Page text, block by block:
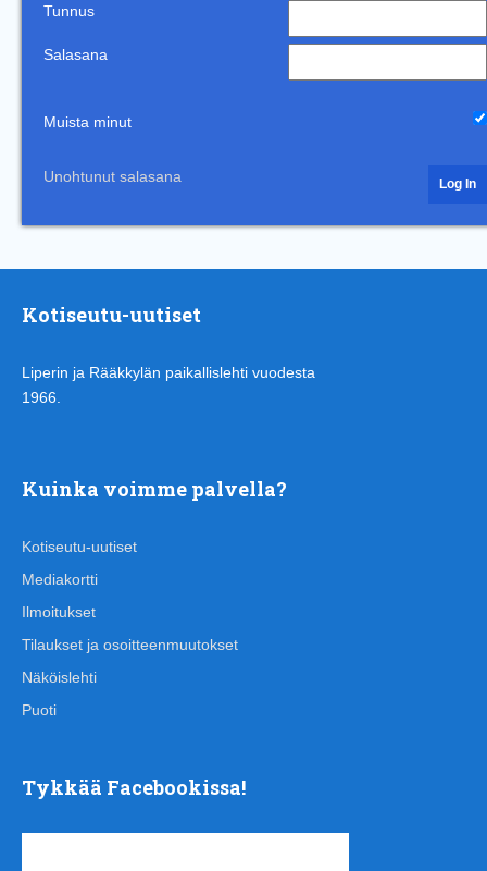
Tunnus
Salasana
Muista minut
Unohtunut salasana
Kotiseutu-uutiset
Liperin ja Rääkkylän paikallislehti vuodesta
1966.
Kuinka voimme palvella?
Kotiseutu-uutiset
Mediakortti
Ilmoitukset
Tilaukset ja osoitteenmuutokset
Näköislehti
Puoti
Tykkää Facebookissa!